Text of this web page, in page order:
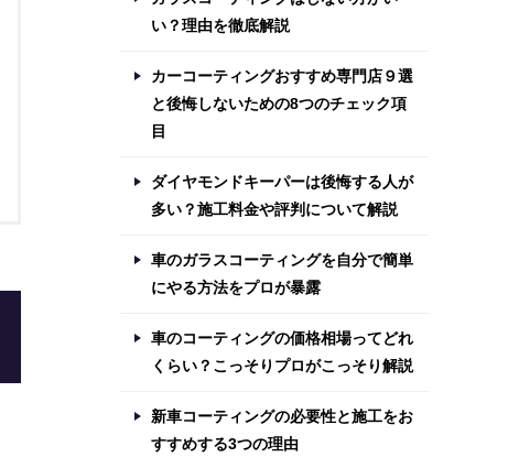
い？理由を徹底解説
カーコーティングおすすめ専門店９選
と後悔しないための8つのチェック項
目
ダイヤモンドキーパーは後悔する人が
多い？施工料金や評判について解説
車のガラスコーティングを自分で簡単
にやる方法をプロが暴露
車のコーティングの価格相場ってどれ
くらい？こっそりプロがこっそり解説
新車コーティングの必要性と施工をお
すすめする3つの理由